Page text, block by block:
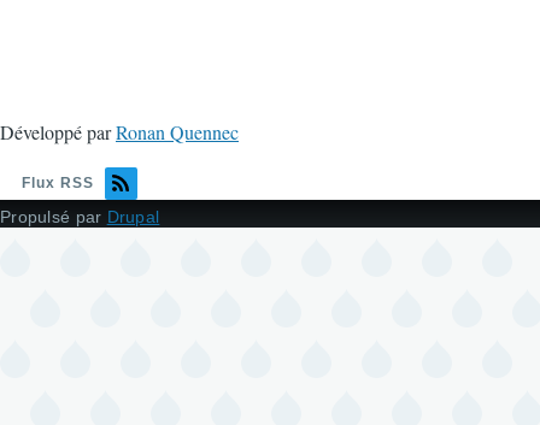
Développé parRonan Quennec
Flux RSS
Propulsé par Drupal